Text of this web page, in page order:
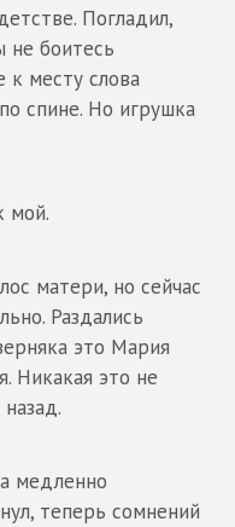
Погладил,
не боитесь
к месту слова
спине. Но игрушка
мой.
матери, но сейчас
Раздались
это Мария
Никакая это не
медленно
теперь сомнений